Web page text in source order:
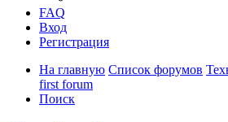
FAQ
Вход
Регистрация
На главную Список форумов
first forum
Поиск